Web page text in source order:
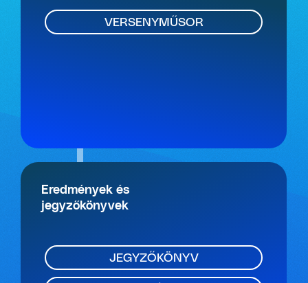
VERSENYMŰSOR
Eredmények és
jegyzőkönyvek
JEGYZŐKÖNYV